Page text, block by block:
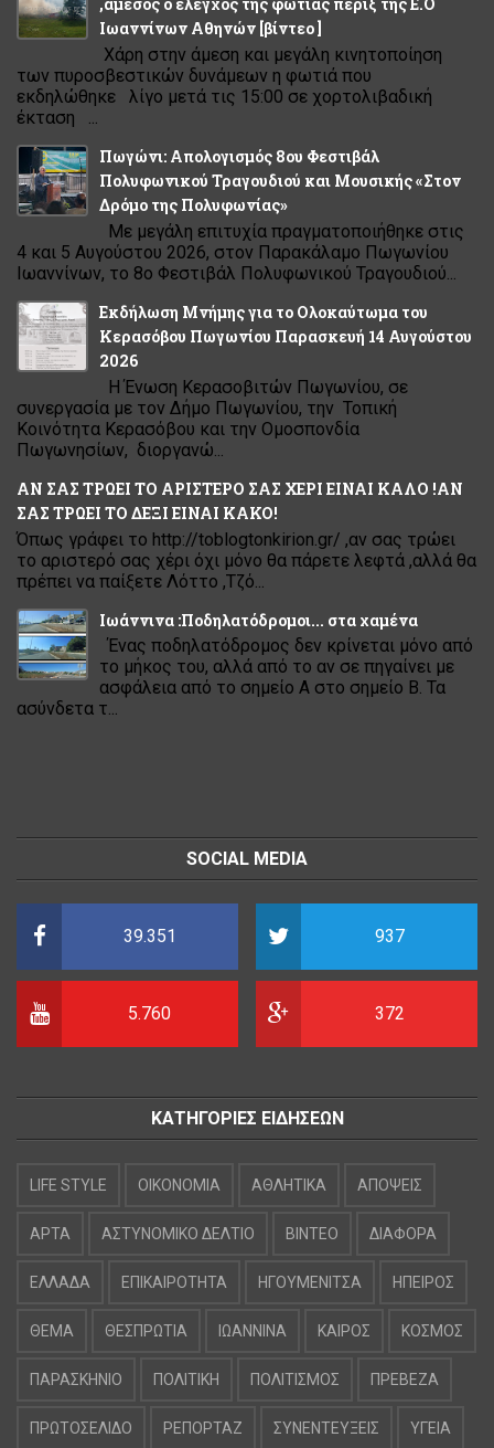
,άμεσος ο έλεγχος της φωτιάς πέριξ της Ε.Ο
Ιωαννίνων Αθηνών [βίντεο ]
Χάρη στην άμεση και μεγάλη κινητοποίηση
των πυροσβεστικών δυνάμεων η φωτιά που
εκδηλώθηκε λίγο μετά τις 15:00 σε χορτολιβαδική
έκταση ...
Πωγώνι: Απολογισμός 8ου Φεστιβάλ
Πολυφωνικού Τραγουδιού και Μουσικής «Στον
Δρόμο της Πολυφωνίας»
Με μεγάλη επιτυχία πραγματοποιήθηκε στις
4 και 5 Αυγούστου 2026, στον Παρακάλαμο Πωγωνίου
Ιωαννίνων, το 8ο Φεστιβάλ Πολυφωνικού Τραγουδιού...
Εκδήλωση Μνήμης για το Ολοκαύτωμα του
Κερασόβου Πωγωνίου Παρασκευή 14 Αυγούστου
2026
Η Ένωση Κερασοβιτών Πωγωνίου, σε
συνεργασία με τον Δήμο Πωγωνίου, την Τοπική
Κοινότητα Κερασόβου και την Ομοσπονδία
Πωγωνησίων, διοργανώ...
ΑΝ ΣΑΣ ΤΡΩΕΙ ΤΟ ΑΡΙΣΤΕΡΟ ΣΑΣ ΧΕΡΙ ΕΙΝΑΙ ΚΑΛΟ !ΑΝ
ΣΑΣ ΤΡΩΕΙ ΤΟ ΔΕΞΙ ΕΙΝΑΙ ΚΑΚΟ!
Όπως γράφει το http://toblogtonkirion.gr/ ,αν σας τρώει
το αριστερό σας χέρι όχι μόνο θα πάρετε λεφτά ,αλλά θα
πρέπει να παίξετε Λόττο ,Τζό...
Ιωάννινα :Ποδηλατόδρομοι... στα χαμένα
Ένας ποδηλατόδρομος δεν κρίνεται μόνο από
το μήκος του, αλλά από το αν σε πηγαίνει με
ασφάλεια από το σημείο Α στο σημείο Β. Τα
ασύνδετα τ...
SOCIAL MEDIA
39.351 937
5.760 372
ΚΑΤΗΓΟΡΙΕΣ ΕΙΔΗΣΕΩΝ
LIFE STYLE OIKONOMIA ΑΘΛΗΤΙΚΑ ΑΠΟΨΕΙΣ
ΑΡΤΑ ΑΣΤΥΝΟΜΙΚΟ ΔΕΛΤΙΟ ΒΙΝΤΕΟ ΔΙΑΦΟΡΑ
ΕΛΛΑΔΑ ΕΠΙΚΑΙΡΟΤΗΤΑ ΗΓΟΥΜΕΝΙΤΣΑ ΗΠΕΙΡΟΣ
ΘΕΜΑ ΘΕΣΠΡΩΤΙΑ ΙΩΑΝΝΙΝΑ ΚΑΙΡΟΣ ΚΟΣΜΟΣ
ΠΑΡΑΣΚΗΝΙΟ ΠΟΛΙΤΙΚΗ ΠΟΛΙΤΙΣΜΟΣ ΠΡΕΒΕΖΑ
ΠΡΩΤΟΣΕΛΙΔΟ ΡΕΠΟΡΤΑΖ ΣΥΝΕΝΤΕΥΞΕΙΣ ΥΓΕΙΑ